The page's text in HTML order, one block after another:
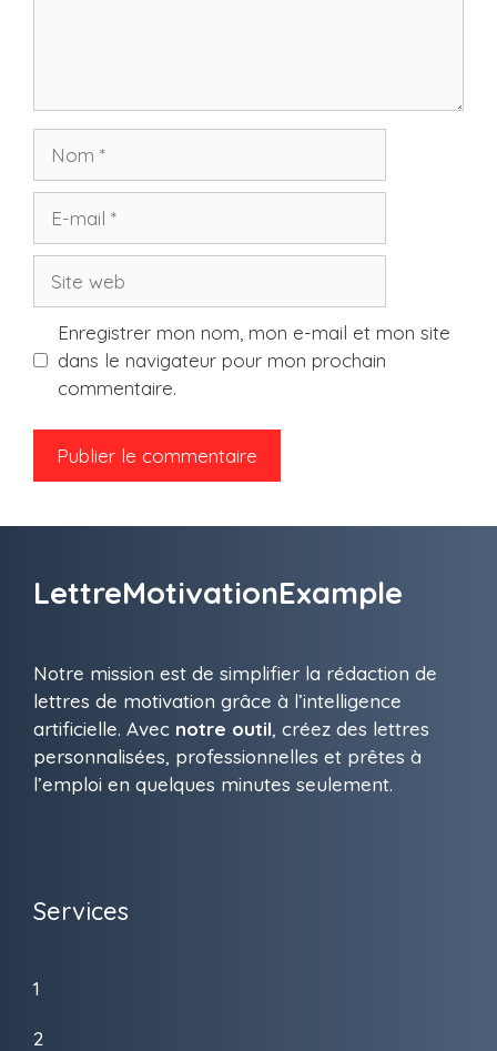
mail
web
Enregistrer mon nom, mon e-mail et mon site
dans le navigateur pour mon prochain
commentaire.
LettreMotivationExample
Notre mission est de simplifier la rédaction de
lettres de motivation grâce à l’intelligence
artificielle. Avec notre outil, créez des lettres
personnalisées, professionnelles et prêtes à
l’emploi en quelques minutes seulement.
Services
1
2